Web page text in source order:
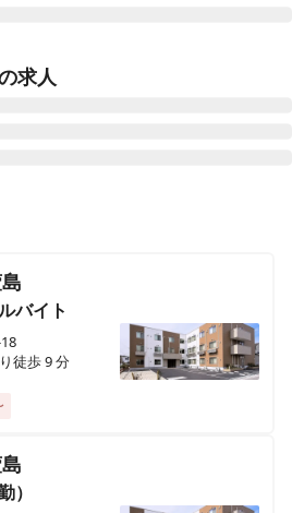
1-18カサベラ国際プラザビル306号室
護・リハビリステーションぴ～
近藤ビル5階BD号室
求人
年間休日111日｜教育体制充実】
バイト
徒歩 9 分
）